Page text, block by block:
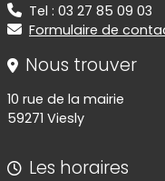
Tel : 03 27 85 09 03
Formulaire de
Nous trouver
10 rue de la mairie
59271 Viesly
Les horaires